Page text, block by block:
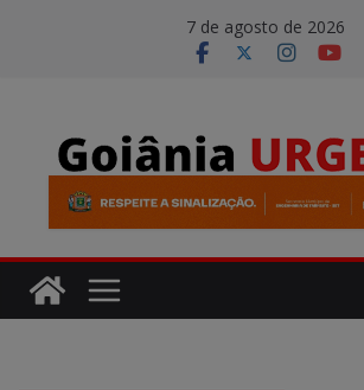
7 de agosto de 2026
modal-check